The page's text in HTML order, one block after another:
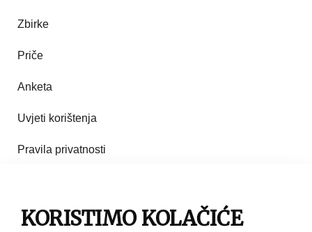
Zbirke
Priče
Anketa
Uvjeti korištenja
Pravila privatnosti
Pravila korištenja
KORISTIMO KOLAČIĆE